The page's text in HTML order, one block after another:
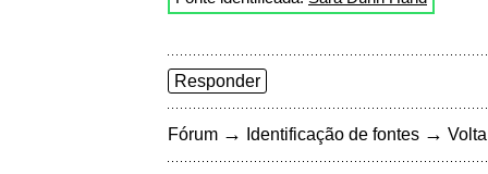
Responder
Fórum → Identificação de fontes →